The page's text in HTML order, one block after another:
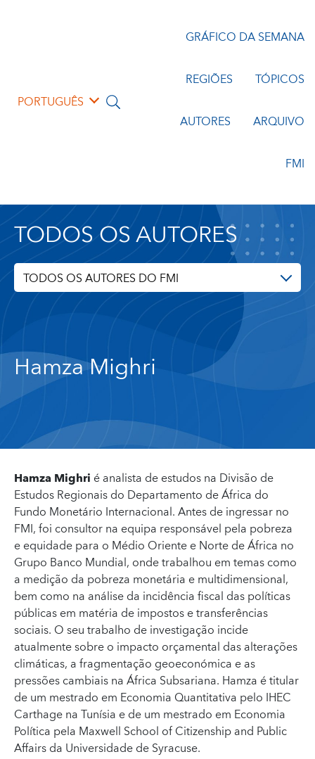
PORTUGUÊS
GRÁFICO DA SEMANA
REGIÕES TÓPICOS
AUTORES ARQUIVO
FMI
TODOS OS AUTORES
TODOS OS AUTORES DO FMI
Hamza Mighri
Hamza Mighri é analista de estudos na Divisão de
Estudos Regionais do Departamento de África do
Fundo Monetário Internacional. Antes de ingressar no
FMI, foi consultor na equipa responsável pela pobreza
e equidade para o Médio Oriente e Norte de África no
Grupo Banco Mundial, onde trabalhou em temas como
a medição da pobreza monetária e multidimensional,
bem como na análise da incidência fiscal das políticas
públicas em matéria de impostos e transferências
sociais. O seu trabalho de investigação incide
atualmente sobre o impacto orçamental das alterações
climáticas, a fragmentação geoeconómica e as
pressões cambiais na África Subsariana. Hamza é titular
de um mestrado em Economia Quantitativa pelo IHEC
Carthage na Tunísia e de um mestrado em Economia
Política pela Maxwell School of Citizenship and Public
Affairs da Universidade de Syracuse.